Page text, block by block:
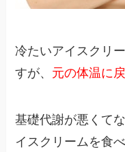
冷たいアイスクリ
すが、 元の体温に
基礎代謝が悪くて
イスクリームを食